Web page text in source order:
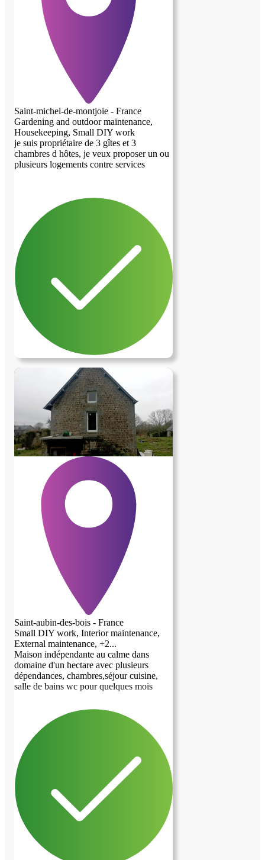
Saint-michel-de-montjoie - France
Gardening and outdoor maintenance,
Housekeeping, Small DIY work
je suis propriétaire de 3 gîtes et 3
chambres d hôtes, je veux proposer un ou
plusieurs logements contre services
Saint-aubin-des-bois - France
Small DIY work, Interior maintenance,
External maintenance, +2...
Maison indépendante au calme dans
domaine d'un hectare avec plusieurs
dépendances, chambres,séjour cuisine,
salle de bains wc pour quelques mois